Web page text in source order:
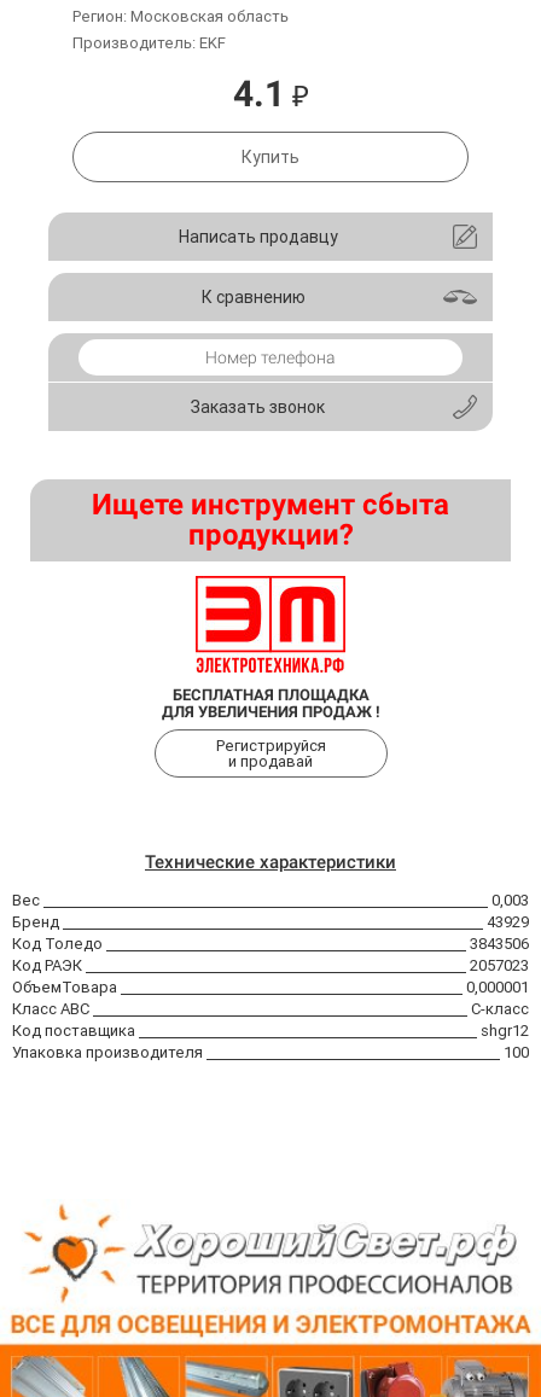
Регион: Московская область
Производитель: EKF
4.1 ₽
Купить
Ищете инструмент сбыта
продукции?
БЕСПЛАТНАЯ ПЛОЩАДКА
ДЛЯ УВЕЛИЧЕНИЯ ПРОДАЖ !
Регистрируйся
и продавай
Написать продавцу
К сравнению
Заказать звонок
Технические характеристики
Вес
0,003
Бренд
43929
Код Толедо
3843506
Код РАЭК
2057023
ОбъемТовара
0,000001
Класс АВС
C-класс
Код поставщика
shgr12
Упаковка производителя
100